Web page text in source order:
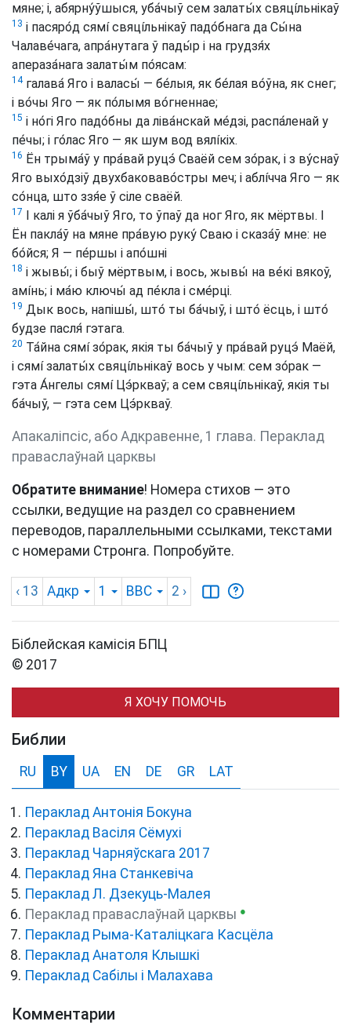
мяне; і, абярну́ўшыся, уба́чыў сем залаты́х свяцíльнікаў
13 і пасяро́д сямí свяцíльнікаў падо́бнага да Сы́на
Чалаве́чага, апра́нутага ў пады́р і на грудзя́х
апераза́нага залаты́м по́ясам:
14галава́ Яго і валасы́ — бе́лыя, як бе́лая во́ўна, як снег;
і во́чы Яго — як по́лымя во́гненнае;
15 і но́гі Яго падо́бны да ліва́нскай ме́дзі, распа́ленай у
пе́чы; і го́лас Яго — як шум вод вялíкіх.
16 Ён трыма́ў у пра́вай руцэ́ Сваёй сем зо́рак, і з ву́снаў
Яго выхо́дзіў двухбаковаво́стры меч; і аблíчча Яго — як
со́нца, што ззя́е ў сіле сваёй.
17
І калі я ўба́чыў Яго, то ўпаў да ног Яго, як мёртвы. І
Ён пакла́ў на мяне пра́вую руку́ Сваю і сказа́ў мне: не
бо́йся; Я — пе́ршы і апо́шні
18 і жывы́; і быў мёртвым, і вось, жывы́ на ве́кі вякоў,
амíнь; і ма́ю ключы́ ад пе́кла і сме́рці.
19 Дык вось, напішы́, што́ ты ба́чыў, і што́ ёсць, і што́
будзе пасля́ гэтага.
20 Та́йна сямí зо́рак, якія ты ба́чыў у пра́вай руцэ́ Маёй,
і сямí залаты́х свяцíльнікаў вось у чым: сем зо́рак —
гэта А́нгелы сямí Цэ́ркваў; а сем свяцíльнікаў, якія ты
ба́чыў, — гэта сем Цэ́ркваў.
Апакаліпсіс, або Адкравенне, 1 глава. Пераклад
праваслаўнай царквы
Обратите внимание! Номера стихов — это
ссылки, ведущие на раздел со сравнением
переводов, параллельными ссылками, текстами
с номерами Стронга. Попробуйте.
‹ 13 Адкр 1 BBC 2 ›
Біблейская камісія БПЦ
© 2017
Я ХОЧУ ПОМОЧЬ
Библии
RU BY UA EN DE GR LAT
Пераклад Антонія Бокуна
Пераклад Васіля Сёмухі
Пераклад Чарняўскага 2017
Пераклад Яна Станкевіча
Пераклад Л. Дзекуць-Малея
Пераклад праваслаўнай царквы ●
Пераклад Рыма-Каталіцкага Касцёла
Пераклад Анатоля Клышкi
Пераклад Сабілы і Малахава
Комментарии